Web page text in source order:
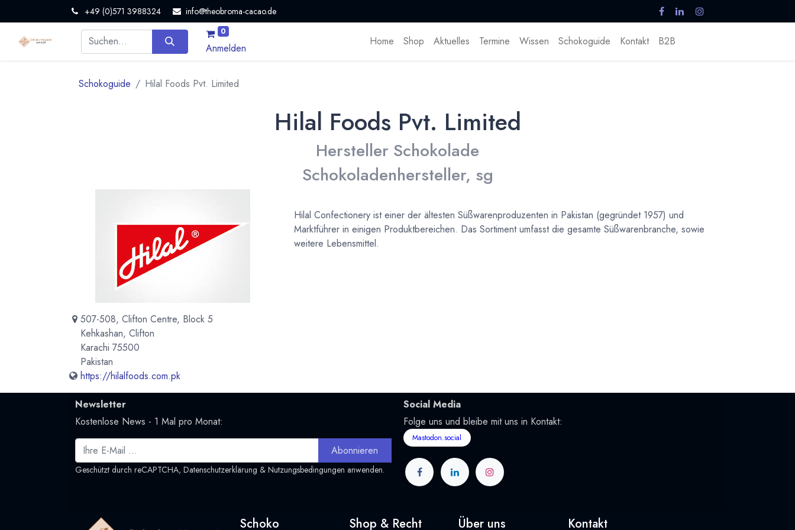
+49 (0)571 3988324 info@theobroma-cacao.de
0
Anmelden
Home Shop Aktuelles Termine Wissen Schokoguide Kontakt B2B
Schokoguide Hilal Foods Pvt. Limited
Hilal Foods Pvt. Limited
Hersteller Schokolade
Schokoladenhersteller, sg
507-508, Clifton Centre, Block 5
Kehkashan, Clifton
Karachi 75500
Pakistan
https://hilalfoods.com.pk
Hilal Confectionery ist einer der ältesten Süßwarenproduzenten in Pakistan (gegründet 1957) und
Marktführer in einigen Produktbereichen. Das Sortiment umfasst die gesamte Süßwarenbranche, sowie
weitere Lebensmittel.
Newsletter
Kostenlose News - 1 Mal pro Monat:
Abonnieren
Geschützt durch reCAPTCHA, Datenschutzerklärung & Nutzungsbedingungen anwenden.
Social Media
Folge uns und bleibe mit uns in Kontakt:
Mastodon.social
Schoko
Shop & Recht Über uns Kontakt